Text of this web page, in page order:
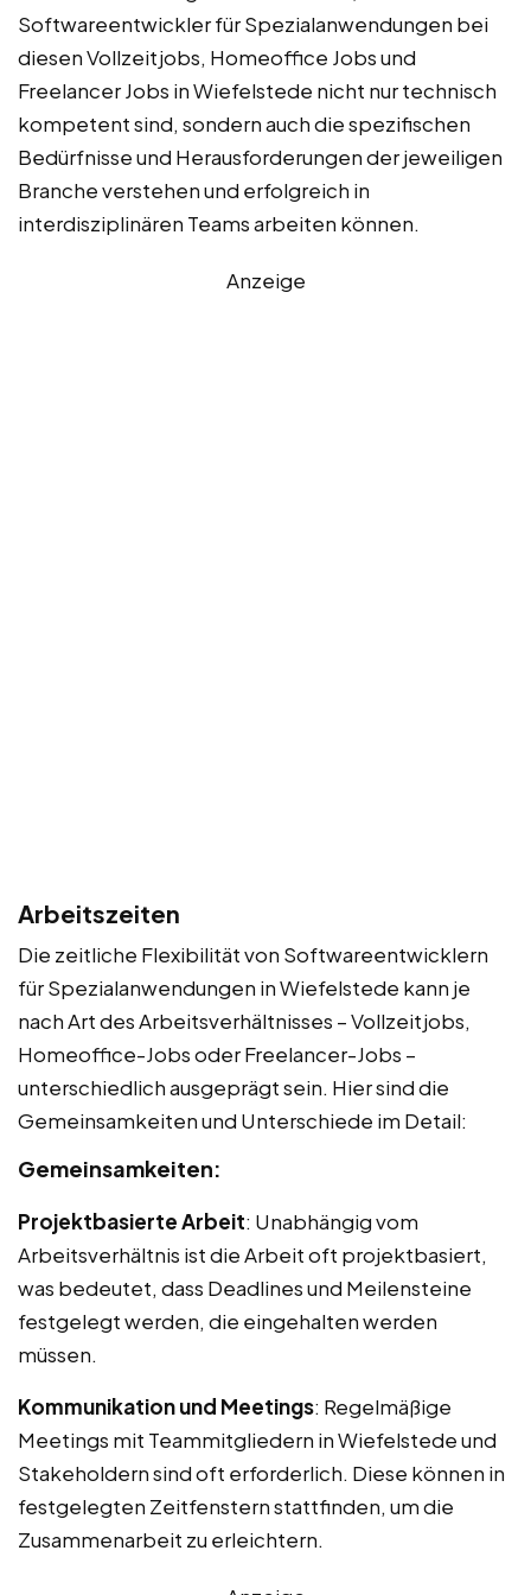
Softwareentwickler für Spezialanwendungen bei
diesen Vollzeitjobs, Homeoffice Jobs und
Freelancer Jobs in Wiefelstede nicht nur technisch
kompetent sind, sondern auch die spezifischen
Bedürfnisse und Herausforderungen der jeweiligen
Branche verstehen und erfolgreich in
interdisziplinären Teams arbeiten können.
Anzeige
Arbeitszeiten
Die zeitliche Flexibilität von Softwareentwicklern
für Spezialanwendungen in Wiefelstede kann je
nach Art des Arbeitsverhältnisses – Vollzeitjobs,
Homeoffice-Jobs oder Freelancer-Jobs –
unterschiedlich ausgeprägt sein. Hier sind die
Gemeinsamkeiten und Unterschiede im Detail:
Gemeinsamkeiten:
Projektbasierte Arbeit: Unabhängig vom
Arbeitsverhältnis ist die Arbeit oft projektbasiert,
was bedeutet, dass Deadlines und Meilensteine
festgelegt werden, die eingehalten werden
müssen.
Kommunikation und Meetings: Regelmäßige
Meetings mit Teammitgliedern in Wiefelstede und
Stakeholdern sind oft erforderlich. Diese können in
festgelegten Zeitfenstern stattfinden, um die
Zusammenarbeit zu erleichtern.